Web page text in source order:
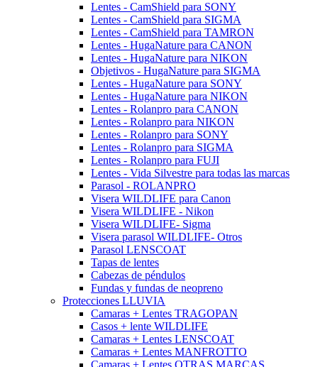
Lentes - CamShield para SONY
Lentes - CamShield para SIGMA
Lentes - CamShield para TAMRON
Lentes - HugaNature para CANON
Lentes - HugaNature para NIKON
Objetivos - HugaNature para SIGMA
Lentes - HugaNature para SONY
Lentes - HugaNature para NIKON
Lentes - Rolanpro para CANON
Lentes - Rolanpro para NIKON
Lentes - Rolanpro para SONY
Lentes - Rolanpro para SIGMA
Lentes - Rolanpro para FUJI
Lentes - Vida Silvestre para todas las marcas
Parasol - ROLANPRO
Visera WILDLIFE para Canon
Visera WILDLIFE - Nikon
Visera WILDLIFE- Sigma
Visera parasol WILDLIFE- Otros
Parasol LENSCOAT
Tapas de lentes
Cabezas de péndulos
Fundas y fundas de neopreno
Protecciones LLUVIA
Camaras + Lentes TRAGOPAN
Casos + lente WILDLIFE
Camaras + Lentes LENSCOAT
Camaras + Lentes MANFROTTO
Camaras + Lentes OTRAS MARCAS